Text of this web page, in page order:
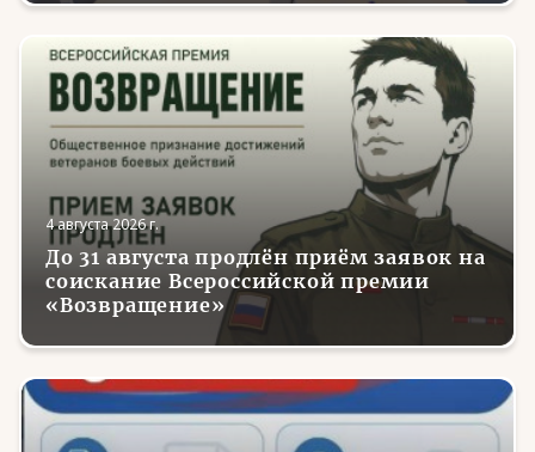
4 августа 2026 г.
До 31 августа продлён приём заявок на
соискание Всероссийской премии
«Возвращение»